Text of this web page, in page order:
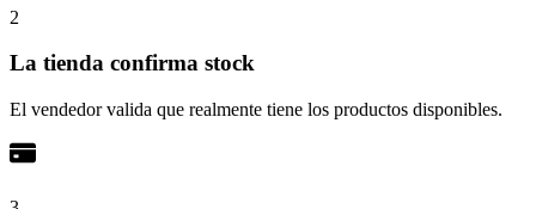
2
La tienda confirma stock
El vendedor valida que realmente tiene los productos disponibles.